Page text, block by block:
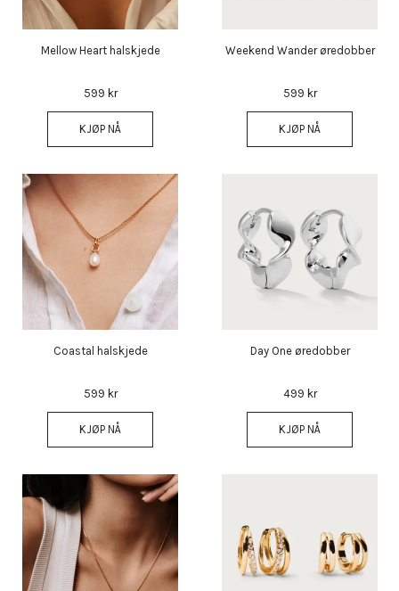
Mellow Heart halskjede
599 kr
KJØP NÅ
Weekend Wander øredobber
599 kr
KJØP NÅ
Coastal halskjede
599 kr
KJØP NÅ
Day One øredobber
499 kr
KJØP NÅ